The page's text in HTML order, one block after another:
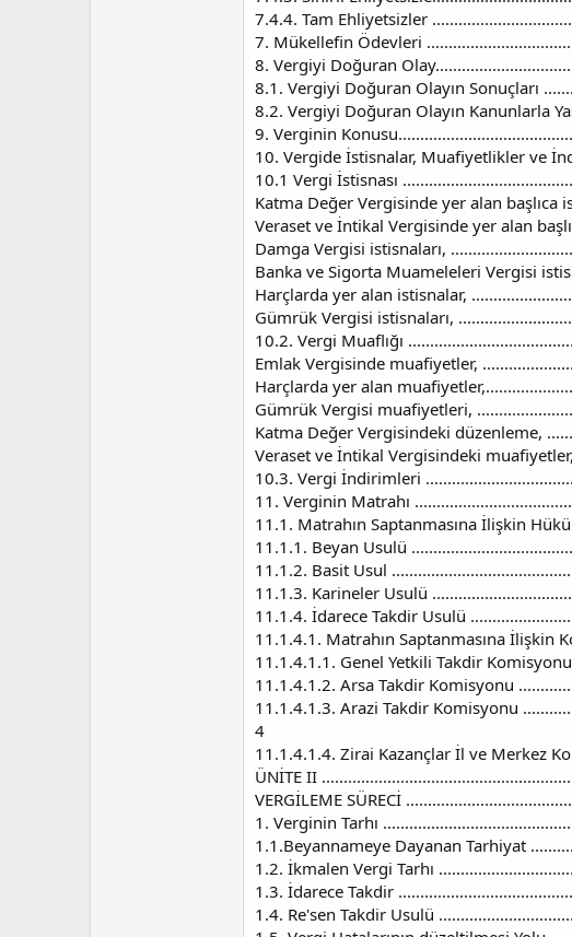
7.4.4. Tam Ehliyetsizler
7. Mükellefin Ödevleri
8. Vergiyi Doğuran
8.1. Vergiyi Doğuran Olayın Sonuçları
8.2. Vergiyi Doğuran Olayın Kanunlarla
9. Verginin
10. Vergide İstisnalar, Muafiyetlikler ve
10.1 Vergi İstisnası
Katma Değer Vergisinde yer alan başlıca
Veraset ve İntikal Vergisinde yer alan
Damga Vergisi istisnaları,
Banka ve Sigorta Muameleleri Vergisi
Harçlarda yer alan istisnalar,
Gümrük Vergisi istisnaları,
10.2. Vergi Muaflığı
Emlak Vergisinde muafiyetler,
Harçlarda yer alan
Gümrük Vergisi muafiyetleri,
Katma Değer Vergisindeki düzenleme,
Veraset ve İntikal Vergisindeki
10.3. Vergi İndirimleri
11. Verginin Matrahı
11.1. Matrahın Saptanmasına İlişkin
11.1.1. Beyan Usulü
11.1.2. Basit Usul
11.1.3. Karineler Usulü
11.1.4. İdarece Takdir Usulü
11.1.4.1. Matrahın Saptanmasına İlişkin
11.1.4.1.1. Genel Yetkili Takdir
11.1.4.1.2. Arsa Takdir Komisyonu
11.1.4.1.3. Arazi Takdir Komisyonu
4
11.1.4.1.4. Zirai Kazançlar İl ve Merkez
ÜNİTE II
VERGİLEME SÜRECİ
1. Verginin Tarhı
1.1.Beyannameye Dayanan Tarhiyat
1.2. İkmalen Vergi Tarhı
1.3. İdarece Takdir
1.4. Re'sen Takdir Usulü